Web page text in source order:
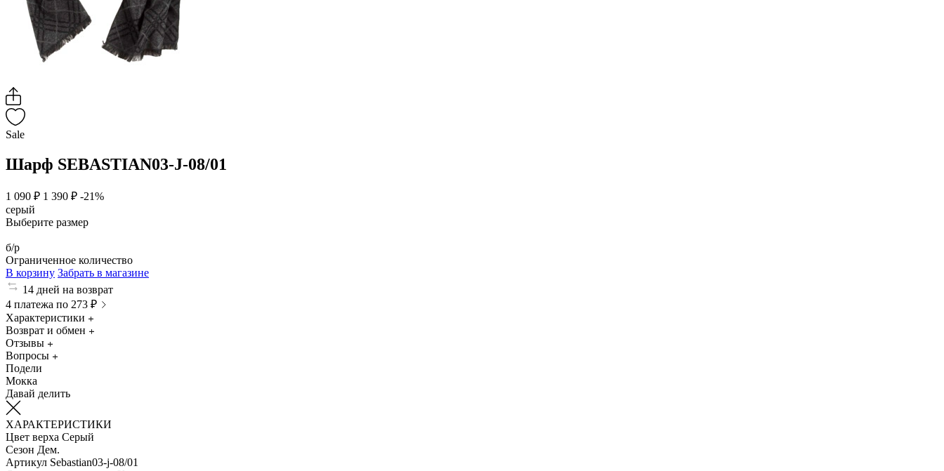
Sale
Шарф SEBASTIAN03-J-08/01
1 090 ₽ 1 390 ₽ -21%
серый
Выберите размер
б/р
Ограниченное количество
В корзину Забрать в магазине
14 дней на возврат
4 платежа по 273 ₽
Характеристики
Возврат и обмен
Отзывы
Вопросы
Подели
Мокка
Давай делить
ХАРАКТЕРИСТИКИ
Цвет верха Серый
Сезон Дем.
Артикул Sebastian03-j-08/01